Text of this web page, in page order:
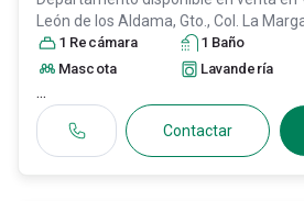
León de los Aldama, Gto., Col. La
Guanajuato, México , C.P. 37180
1 Recámara 1 Baño
Mascota Lavandería
...
Contactar